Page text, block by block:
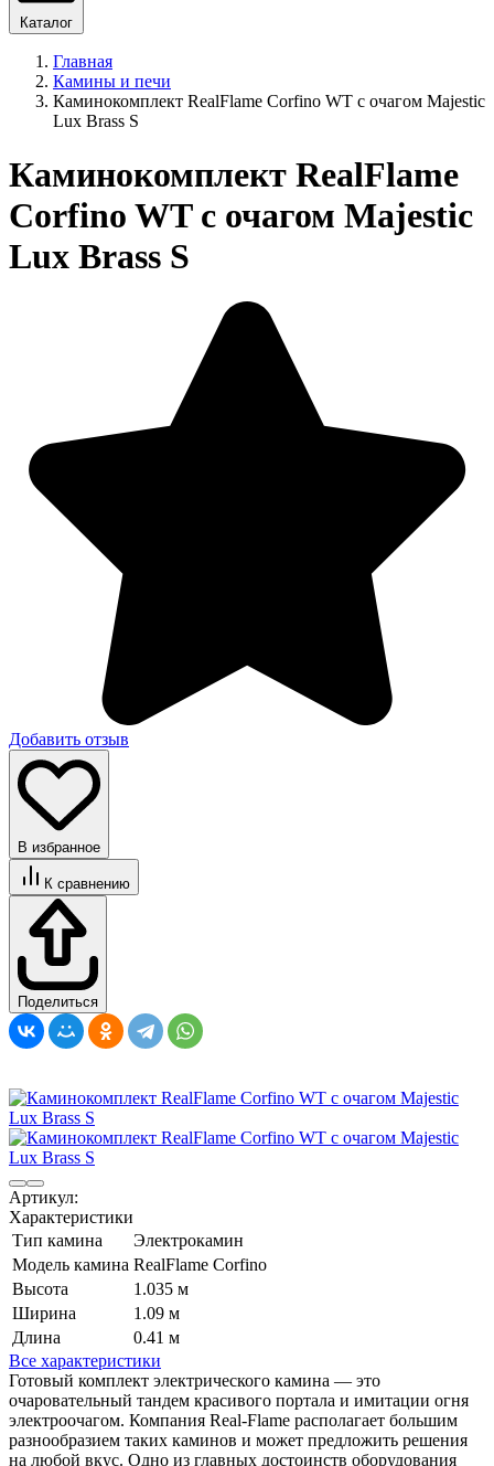
Каталог
Главная
Камины и печи
Каминокомплект RealFlame Corfino WT с очагом Majestic
Lux Brass S
Каминокомплект RealFlame
Corfino WT с очагом Majestic
Lux Brass S
Добавить отзыв
В избранное
К сравнению
Поделиться
Артикул:
Характеристики
Тип камина
Электрокамин
Модель камина RealFlame Corfino
Высота
1.035 м
Ширина
1.09 м
Длина
0.41 м
Все характеристики
Готовый комплект электрического камина — это
очаровательный тандем красивого портала и имитации огня
электроочагом. Компания Real-Flame располагает большим
разнообразием таких каминов и может предложить решения
на любой вкус. Одно из главных достоинств оборудования